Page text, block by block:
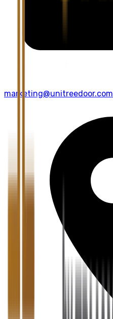
marketing@unitreedoor.com